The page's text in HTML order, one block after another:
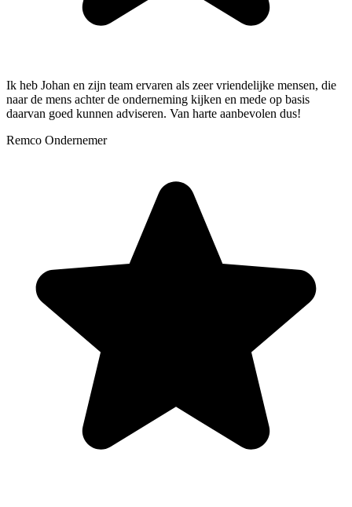
Ik heb Johan en zijn team ervaren als zeer vriendelijke mensen, die
naar de mens achter de onderneming kijken en mede op basis
daarvan goed kunnen adviseren. Van harte aanbevolen dus!
Remco Ondernemer